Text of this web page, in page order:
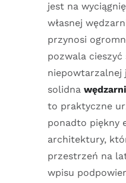
jest na
własnej
przynosi
pozwala cieszyć
niepowtarzalnej
solidna
to praktyczne
ponadto piękny
architektury,
przestrzeń na
wpisu